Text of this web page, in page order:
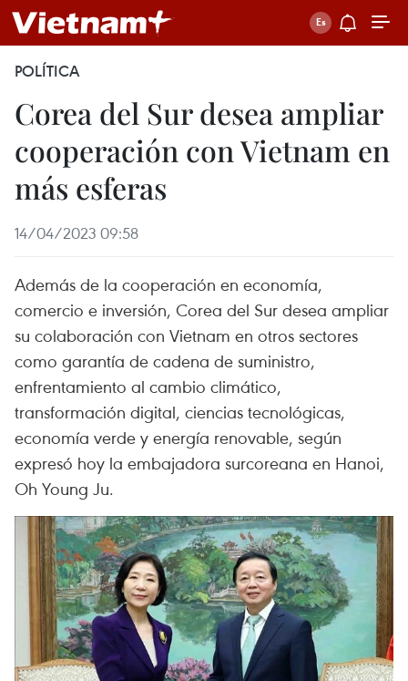
POLÍTICA
Corea del Sur desea ampliar
cooperación con Vietnam en
más esferas
14/04/2023 09:58
Además de la cooperación en economía,
comercio e inversión, Corea del Sur desea ampliar
su colaboración con Vietnam en otros sectores
como garantía de cadena de suministro,
enfrentamiento al cambio climático,
transformación digital, ciencias tecnológicas,
economía verde y energía renovable, según
expresó hoy la embajadora surcoreana en Hanoi,
Oh Young Ju.